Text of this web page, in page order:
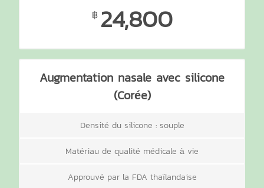
฿ 24,800
Augmentation nasale avec silicone
(Corée)
Densité du silicone : souple
Matériau de qualité médicale à vie
Approuvé par la FDA thaïlandaise